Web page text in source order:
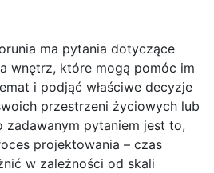
ma pytania dotyczące
wnętrz, które mogą pomóc im
i podjąć właściwe decyzje
przestrzeni życiowych lub
zadawanym pytaniem jest to,
projektowania – czas
w zależności od skali